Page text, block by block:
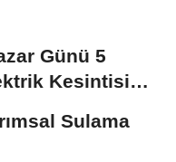
Günü 5
Kesintisi
Sulama